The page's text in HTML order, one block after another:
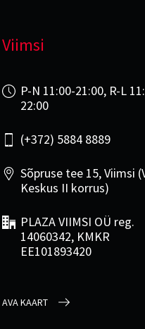
Viimsi
P-N 11:00-21:00, R-L
22:00
(+372) 5884 8889
Sõpruse tee 15, Viimsi
Keskus II korrus)
PLAZA VIIMSI OÜ reg.
14060342, KMKR
EE101893420
AVA KAART